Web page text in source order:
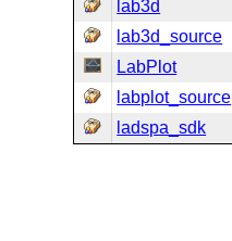
lab3d
lab3d_source
LabPlot
labplot_source
ladspa_sdk